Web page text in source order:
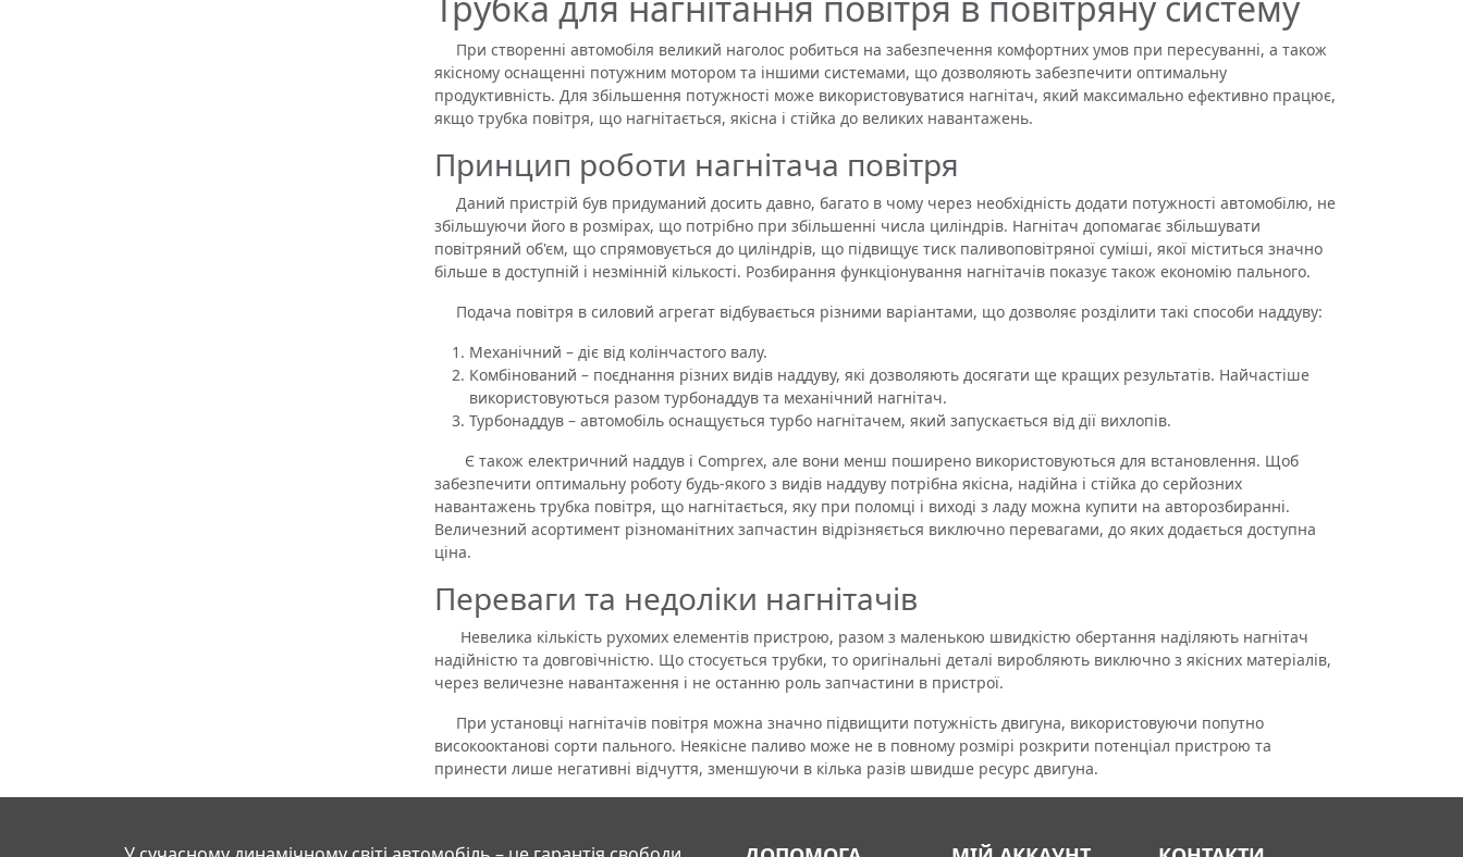
При створенні автомобіля великий наголос робиться на забезпечення комфортних умов при пересуванні, а також
якісному оснащенні потужним мотором та іншими системами, що дозволяють забезпечити оптимальну
продуктивність. Для збільшення потужності може використовуватися нагнітач, який максимально ефективно працює,
якщо трубка повітря, що нагнітається, якісна і стійка до великих навантажень.
Принцип роботи нагнітача повітря
Даний пристрій був придуманий досить давно, багато в чому через необхідність додати потужності автомобілю, не
збільшуючи його в розмірах, що потрібно при збільшенні числа циліндрів. Нагнітач допомагає збільшувати
повітряний об'єм, що спрямовується до циліндрів, що підвищує тиск паливоповітряної суміші, якої міститься значно
більше в доступній і незмінній кількості. Розбирання функціонування нагнітачів показує також економію пального.
Подача повітря в силовий агрегат відбувається різними варіантами, що дозволяє розділити такі способи наддуву:
Механічний – діє від колінчастого валу.
Комбінований – поєднання різних видів наддуву, які дозволяють досягати ще кращих результатів. Найчастіше
використовуються разом турбонаддув та механічний нагнітач.
Турбонаддув – автомобіль оснащується турбо нагнітачем, який запускається від дії вихлопів.
Є також електричний наддув і Comprex, але вони менш поширено використовуються для встановлення. Щоб
забезпечити оптимальну роботу будь-якого з видів наддуву потрібна якісна, надійна і стійка до серйозних
навантажень трубка повітря, що нагнітається, яку при поломці і виході з ладу можна купити на авторозбиранні.
Величезний асортимент різноманітних запчастин відрізняється виключно перевагами, до яких додається доступна
ціна.
Переваги та недоліки нагнітачів
Невелика кількість рухомих елементів пристрою, разом з маленькою швидкістю обертання наділяють нагнітач
надійністю та довговічністю. Що стосується трубки, то оригінальні деталі виробляють виключно з якісних матеріалів,
через величезне навантаження і не останню роль запчастини в пристрої.
При установці нагнітачів повітря можна значно підвищити потужність двигуна, використовуючи попутно
високооктанові сорти пального. Неякісне паливо може не в повному розмірі розкрити потенціал пристрою та
принести лише негативні відчуття, зменшуючи в кілька разів швидше ресурс двигуна.